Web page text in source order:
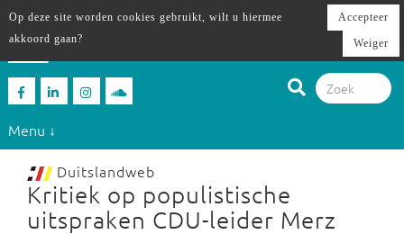
Menu ↓
Duitslandweb
Kritiek op populistische
uitspraken CDU-leider Merz
Op deze site worden cookies gebruikt, wilt u hiermee
akkoord gaan?
Accepteer
Weiger